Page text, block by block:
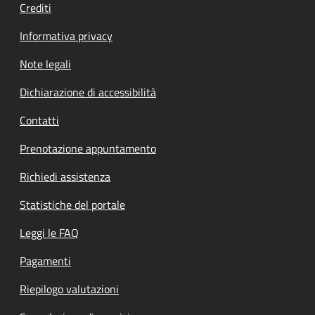
Crediti
Informativa privacy
Note legali
Dichiarazione di accessibilità
Contatti
Prenotazione appuntamento
Richiedi assistenza
Statistiche del portale
Leggi le FAQ
Pagamenti
Riepilogo valutazioni